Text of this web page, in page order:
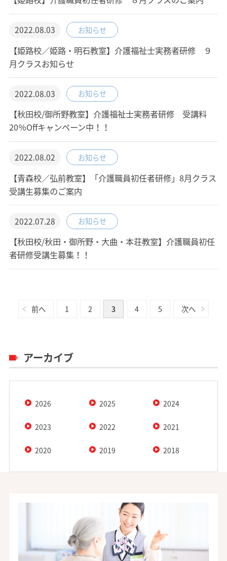
2022.08.03 お知らせ
【姫路校／姫路・明石教室】介護福祉士実務者研修 ９
月クラスお知らせ
2022.08.03 お知らせ
【秋田校/御所野教室】介護福祉士実務者研修 受講料
20％Offキャンペーン中！！
2022.08.02 お知らせ
【青森校／弘前教室】「介護職員初任者研修」8月クラス
受講生募集のご案内
2022.07.28 お知らせ
【秋田校/秋田・御所野・大曲・本荘教室】介護職員初任
者研修受講生募集！！
前へ 1 2 3 4 5 次へ
アーカイブ
2026 2025 2024
2023 2022 2021
2020 2019 2018